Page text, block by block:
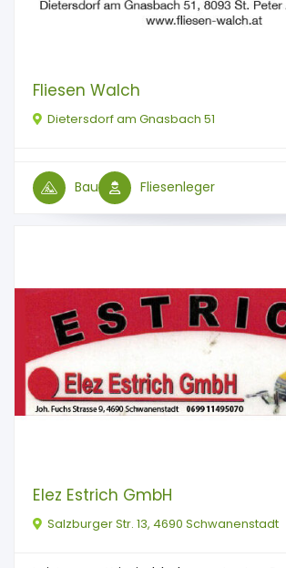
Fliesen Walch
Dietersdorf am Gnasbach 51
Bau Fliesenleger
Elez Estrich GmbH
Salzburger Str. 13, 4690 Schwanenstadt